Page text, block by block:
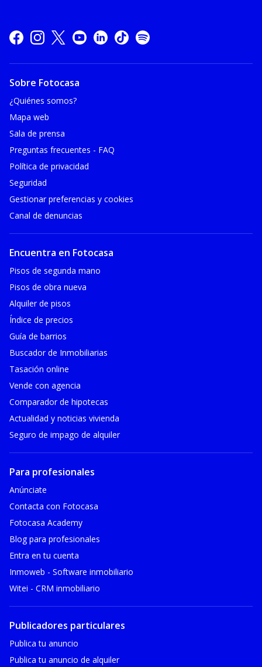
Sobre Fotocasa
¿Quiénes somos?
Mapa web
Sala de prensa
Preguntas frecuentes - FAQ
Política de privacidad
Seguridad
Gestionar preferencias y cookies
Canal de denuncias
Encuentra en Fotocasa
Pisos de segunda mano
Pisos de obra nueva
Alquiler de pisos
Índice de precios
Guía de barrios
Buscador de Inmobiliarias
Tasación online
Vende con agencia
Comparador de hipotecas
Actualidad y noticias vivienda
Seguro de impago de alquiler
Para profesionales
Anúnciate
Contacta con Fotocasa
Fotocasa Academy
Blog para profesionales
Entra en tu cuenta
Inmoweb - Software inmobiliario
Witei - CRM inmobiliario
Publicadores particulares
Publica tu anuncio
Publica tu anuncio de alquiler